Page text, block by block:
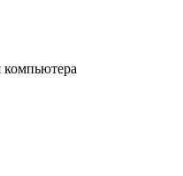
компьютера